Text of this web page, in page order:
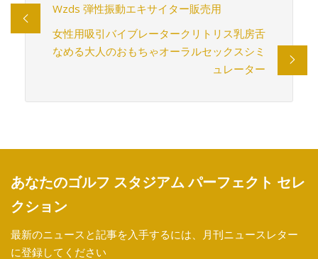
Wzds 弾性振動エキサイター販売用
女性用吸引バイブレータークリトリス乳房舌
なめる大人のおもちゃオーラルセックスシミ
ュレーター
あなたのゴルフ スタジアム パーフェクト セレ
クション
最新のニュースと記事を入手するには、月刊ニュースレター
に登録してください